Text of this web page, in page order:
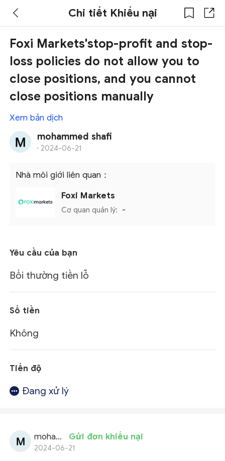
Chi tiết Khiếu nại
Foxi Markets'stop-profit and stop-
loss policies do not allow you to
close positions, and you cannot
close positions manually
Xem bản dịch
mohammed shafi
· 2024-06-21
Nhà môi giới liên quan：
Foxi Markets
Cơ quan quản lý: -
Yêu cầu của bạn
Bồi thường tiền lỗ
Số tiền
Không
Tiến độ
Đang xử lý
mohammed shafi Gửi đơn khiếu nại
2024-06-21